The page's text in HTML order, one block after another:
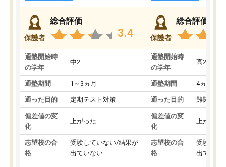
保護者
総合評価
3.4
通塾開始時
の学年
中2
通塾期間 1～3ヵ月
通った目的 定期テスト対策
偏差値の変
化
上がった
志望校の合
格
受験していない/結果が
出ていない
保護者
総合評価
通塾開始時
の学年
高2
通塾期間 4ヵ月～1
通った目的 難関私立
偏差値の変
化
上がった
志望校の合
格
受験して
出ていな